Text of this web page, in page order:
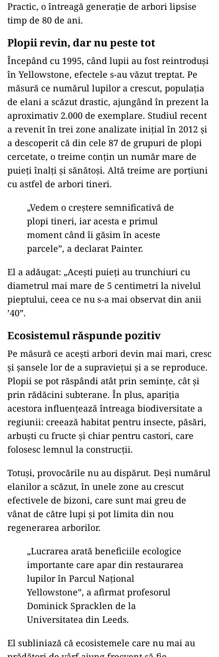
Practic, o întreagă generație de arbori lipsise
timp de 80 de ani.
Plopii revin, dar nu peste tot
Începând cu 1995, când lupii au fost reintroduși
în Yellowstone, efectele s-au văzut treptat. Pe
măsură ce numărul lupilor a crescut, populația
de elani a scăzut drastic, ajungând în prezent la
aproximativ 2.000 de exemplare. Studiul recent
a revenit în trei zone analizate inițial în 2012 și
a descoperit că din cele 87 de grupuri de plopi
cercetate, o treime conțin un număr mare de
puieți înalți și sănătoși. Altă treime are porțiuni
cu astfel de arbori tineri.
„Vedem o creștere semnificativă de
plopi tineri, iar acesta e primul
moment când îi găsim în aceste
parcele”, a declarat Painter.
El a adăugat: „Acești puieți au trunchiuri cu
diametrul mai mare de 5 centimetri la nivelul
pieptului, ceea ce nu s-a mai observat din anii
’40”.
Ecosistemul răspunde pozitiv
Pe măsură ce acești arbori devin mai mari, cresc
și șansele lor de a supraviețui și a se reproduce.
Plopii se pot răspândi atât prin semințe, cât și
prin rădăcini subterane. În plus, apariția
acestora influențează întreaga biodiversitate a
regiunii: creează habitat pentru insecte, păsări,
arbuști cu fructe și chiar pentru castori, care
folosesc lemnul la construcții.
Totuși, provocările nu au dispărut. Deși numărul
elanilor a scăzut, în unele zone au crescut
efectivele de bizoni, care sunt mai greu de
vânat de către lupi și pot limita din nou
regenerarea arborilor.
„Lucrarea arată beneficiile ecologice
importante care apar din restaurarea
lupilor în Parcul Național
Yellowstone”, a afirmat profesorul
Dominick Spracklen de la
Universitatea din Leeds.
El subliniază că ecosistemele care nu mai au